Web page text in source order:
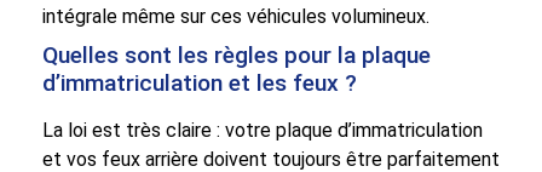
intégrale même sur ces véhicules volumineux.
Quelles sont les règles pour la plaque
d’immatriculation et les feux ?
La loi est très claire : votre plaque d’immatriculation
et vos feux arrière doivent toujours être parfaitement